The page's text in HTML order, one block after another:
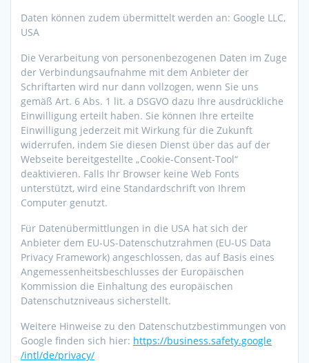
Daten können zudem übermittelt werden an: Google LLC,
USA
Die Verarbeitung von personenbezogenen Daten im Zuge
der Verbindungsaufnahme mit dem Anbieter der
Schriftarten wird nur dann vollzogen, wenn Sie uns
gemäß Art. 6 Abs. 1 lit. a DSGVO dazu Ihre ausdrückliche
Einwilligung erteilt haben. Sie können Ihre erteilte
Einwilligung jederzeit mit Wirkung für die Zukunft
widerrufen, indem Sie diesen Dienst über das auf der
Webseite bereitgestellte „Cookie-Consent-Tool“
deaktivieren. Falls Ihr Browser keine Web Fonts
unterstützt, wird eine Standardschrift von Ihrem
Computer genutzt.
Für Datenübermittlungen in die USA hat sich der
Anbieter dem EU-US-Datenschutzrahmen (EU-US Data
Privacy Framework) angeschlossen, das auf Basis eines
Angemessenheitsbeschlusses der Europäischen
Kommission die Einhaltung des europäischen
Datenschutzniveaus sicherstellt.
Weitere Hinweise zu den Datenschutzbestimmungen von
Google finden sich hier: https://business.safety.google
/intl/de/privacy/